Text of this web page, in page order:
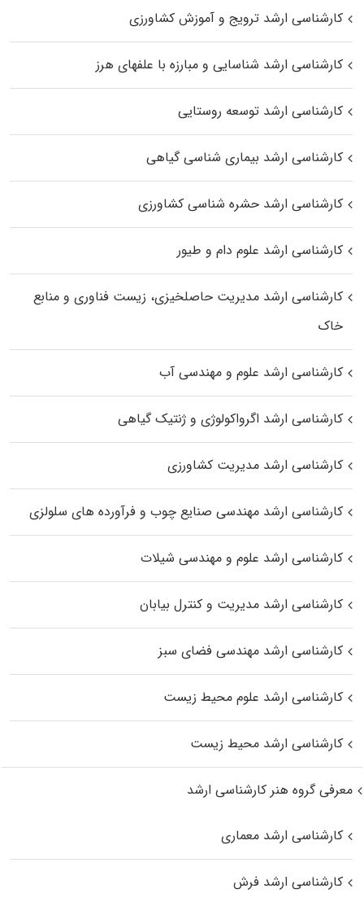
کارشناسی ارشد ترویج و آموزش کشاورزی
کارشناسی ارشد شناسایی و مبارزه با علفهای هرز
کارشناسی ارشد توسعه روستایی
کارشناسی ارشد بیماری‌ شناسی گیاهی
کارشناسی ارشد حشره‌ شناسی کشاورزی
کارشناسی ارشد علوم دام و طیور
کارشناسی ارشد مدیریت حاصلخیزی، زیست فناوری و منابع
خاک
کارشناسی ارشد علوم و مهندسی آب
کارشناسی ارشد اگرواکولوژی و ژنتیک گیاهی
کارشناسی ارشد مدیریت کشاورزی
کارشناسی ارشد مهندسی صنایع چوب و فرآورده‌ های سلولزی
کارشناسی ارشد علوم و مهندسی شیلات
کارشناسی ارشد مدیریت و کنترل بیابان
کارشناسی ارشد مهندسی فضای سبز
کارشناسی ارشد علوم محیط‌ زیست
کارشناسی ارشد محیط زیست
معرفی گروه هنر کارشناسی ارشد
کارشناسی ارشد معماری
کارشناسی ارشد فرش